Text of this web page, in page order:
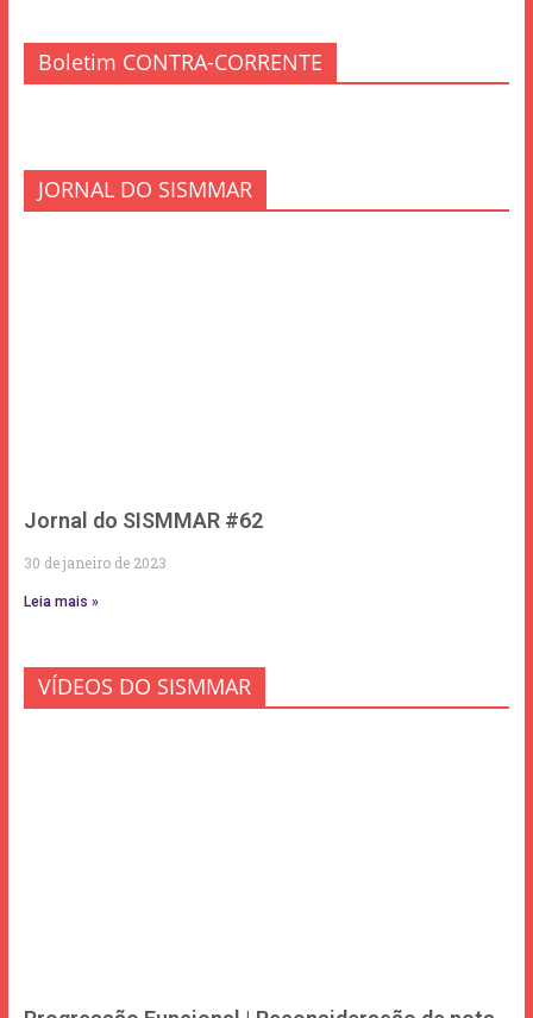
Boletim CONTRA-CORRENTE
JORNAL DO SISMMAR
Jornal do SISMMAR #62
30 de janeiro de 2023
Leia mais »
VÍDEOS DO SISMMAR